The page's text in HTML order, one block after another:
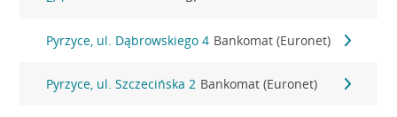
Pyrzyce, ul. Dąbrowskiego 4 Bankomat (Euronet)
Pyrzyce, ul. Szczecińska 2 Bankomat (Euronet)